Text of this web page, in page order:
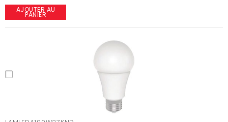
AJOUTER AU
PANIER